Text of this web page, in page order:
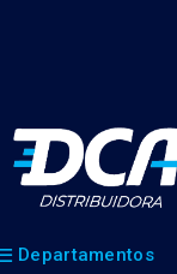
Departamentos